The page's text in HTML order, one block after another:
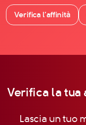
Verifica l’affinità
Verifica la tua
Lascia un tuo